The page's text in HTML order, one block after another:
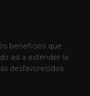
beneficios que
así a extender la
desfavorecidos.